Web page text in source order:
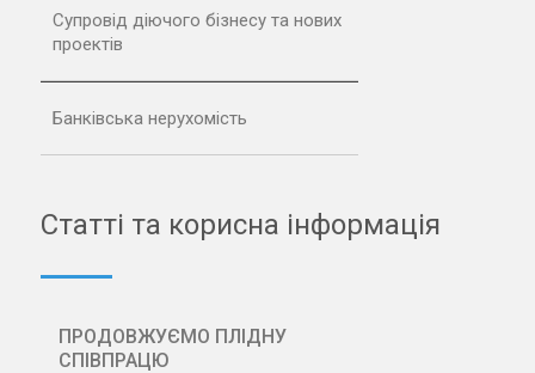
Супровід діючого бізнесу та нових
проектів
Банківська нерухомість
Статті та корисна інформація
ПРОДОВЖУЄМО ПЛІДНУ
СПІВПРАЦЮ